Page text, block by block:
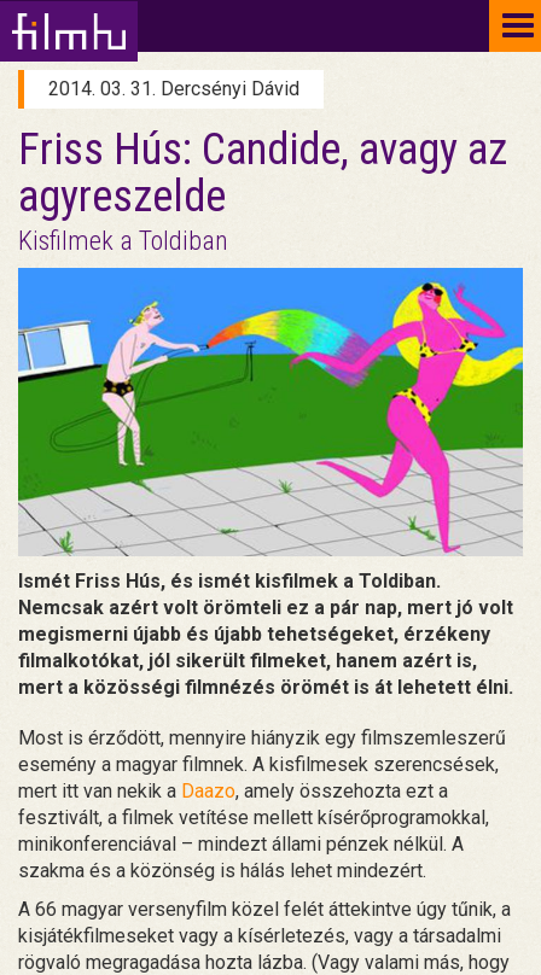
2014. 03. 31. Dercsényi Dávid
Friss Hús: Candide, avagy az
agyreszelde
Kisfilmek a Toldiban
Ismét Friss Hús, és ismét kisfilmek a Toldiban.
Nemcsak azért volt örömteli ez a pár nap, mert jó volt
megismerni újabb és újabb tehetségeket, érzékeny
filmalkotókat, jól sikerült filmeket, hanem azért is,
mert a közösségi filmnézés örömét is át lehetett élni.
Most is érződött, mennyire hiányzik egy filmszemleszerű
esemény a magyar filmnek. A kisfilmesek szerencsések,
mert itt van nekik a Daazo, amely összehozta ezt a
fesztivált, a filmek vetítése mellett kísérőprogramokkal,
minikonferenciával – mindezt állami pénzek nélkül. A
szakma és a közönség is hálás lehet mindezért.
A 66 magyar versenyfilm közel felét áttekintve úgy tűnik, a
kisjátékfilmeseket vagy a kísérletezés, vagy a társadalmi
rögvaló megragadása hozta lázba. (Vagy valami más, hogy